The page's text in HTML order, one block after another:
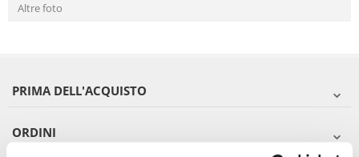
Altre foto
PRIMA DELL'ACQUISTO
ORDINI